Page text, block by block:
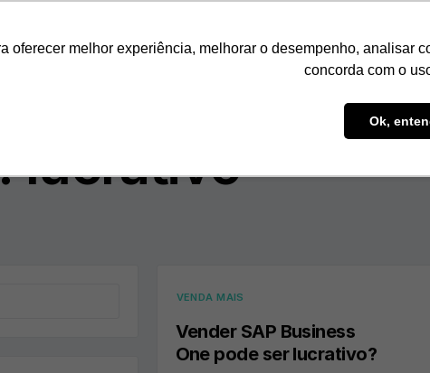
oferecer melhor experiência, melhorar o desempenho, analisar
concorda com o
Ok,
lucrativo
VENDA MAIS
Vender SAP Business
One pode ser lucrativo?